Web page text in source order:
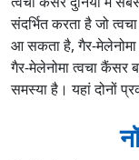
संदर्भित करता है जो
आ सकता है, गैर-
गैर-मेलेनोमा त्वचा
समस्या है। यहां दोनों